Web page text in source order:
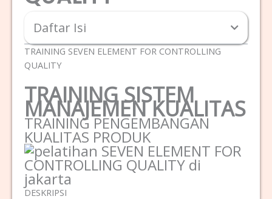
Daftar Isi
TRAINING SEVEN ELEMENT FOR CONTROLLING
QUALITY
TRAINING SISTEM
MANAJEMEN KUALITAS
TRAINING PENGEMBANGAN
KUALITAS PRODUK
DESKRIPSI